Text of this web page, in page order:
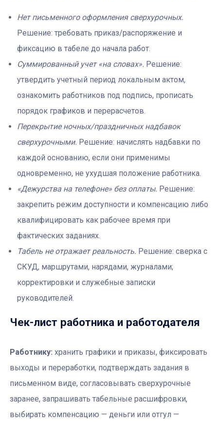
Нет письменного оформления сверхурочных.
Решение: требовать приказ/распоряжение и
фиксацию в табеле до начала работ.
Суммированный учет «на словах». Решение:
утвердить учетный период локальным актом,
ознакомить работников под подпись, прописать
порядок графиков и перерасчетов.
Перекрытие ночных/праздничных надбавок
сверхурочными. Решение: начислять надбавки по
каждой основанию, если они применимы
одновременно, не ухудшая положение работника.
«Дежурства на телефоне» без оплаты. Решение:
закрепить режим доступности и компенсацию либо
квалифицировать как рабочее время при
фактических заданиях.
Табель не отражает реальность. Решение: сверка с
СКУД, маршрутами, нарядами, журналами;
корректировки и служебные записки
руководителей.
Чек-лист работника и работодателя
Работнику: хранить графики и приказы, фиксировать
выходы и переработки, подтверждать задания в
письменном виде, согласовывать сверхурочные
заранее, запрашивать табельные расшифровки,
выбирать компенсацию — деньги или отгул —